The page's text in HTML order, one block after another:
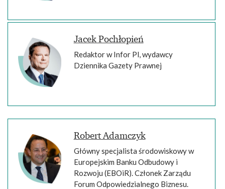
Jacek Pochłopień
Redaktor w Infor Pl, wydawcy
Dziennika Gazety Prawnej
Robert Adamczyk
Główny specjalista środowiskowy w
Europejskim Banku Odbudowy i
Rozwoju (EBOiR). Członek Zarządu
Forum Odpowiedzialnego Biznesu.